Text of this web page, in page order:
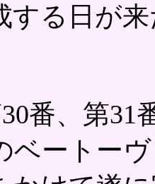
る日が来
番、第
ベートー